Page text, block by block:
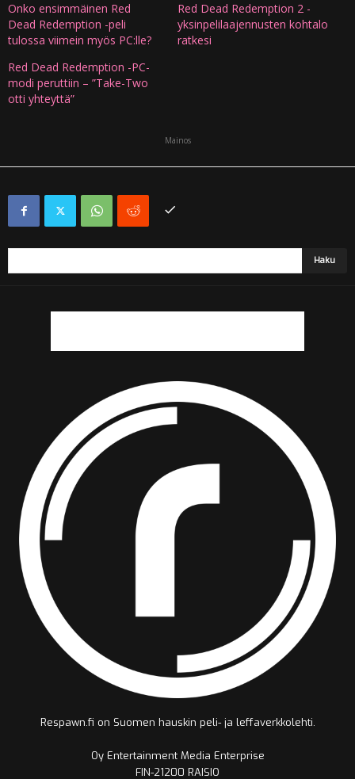
Onko ensimmäinen Red
Dead Redemption -peli
tulossa viimein myös PC:lle?
Red Dead Redemption 2 -
yksinpelilaajennusten kohtalo
ratkesi
Red Dead Redemption -PC-
modi peruttiin – ”Take-Two
otti yhteyttä”
Mainos
Respawn.fi on Suomen hauskin peli- ja leffaverkkolehti.
Oy Entertainment Media Enterprise
FIN-21200 RAISIO